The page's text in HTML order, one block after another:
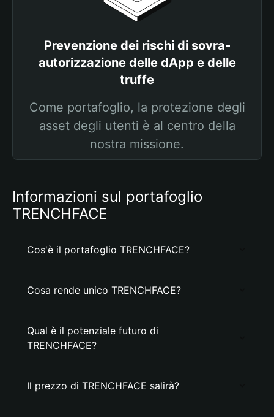
Prevenzione dei rischi di sovra-
autorizzazione delle dApp e delle
truffe
Come portafoglio, la protezione degli
asset degli utenti è al centro della
nostra missione.
Informazioni sul portafoglio
TRENCHFACE
Cos'è il portafoglio TRENCHFACE?
Cosa rende unico TRENCHFACE?
Qual è il potenziale futuro di
TRENCHFACE?
Il prezzo di TRENCHFACE salirà?